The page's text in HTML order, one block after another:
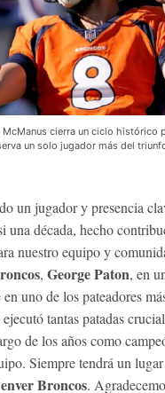
McManus cierra un ciclo histórico
un solo jugador más del
un jugador y presencia
una década, hecho
nuestro equipo y
, George Paton, en
uno de los pateadores
ejecutó tantas patadas
de los años como
Siempre tendrá un
Broncos.